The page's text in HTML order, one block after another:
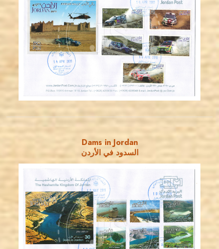
JS
EST. 2007
Dams in Jordan
السدود في الأردن
JS
JORDANSTAMPS.COM